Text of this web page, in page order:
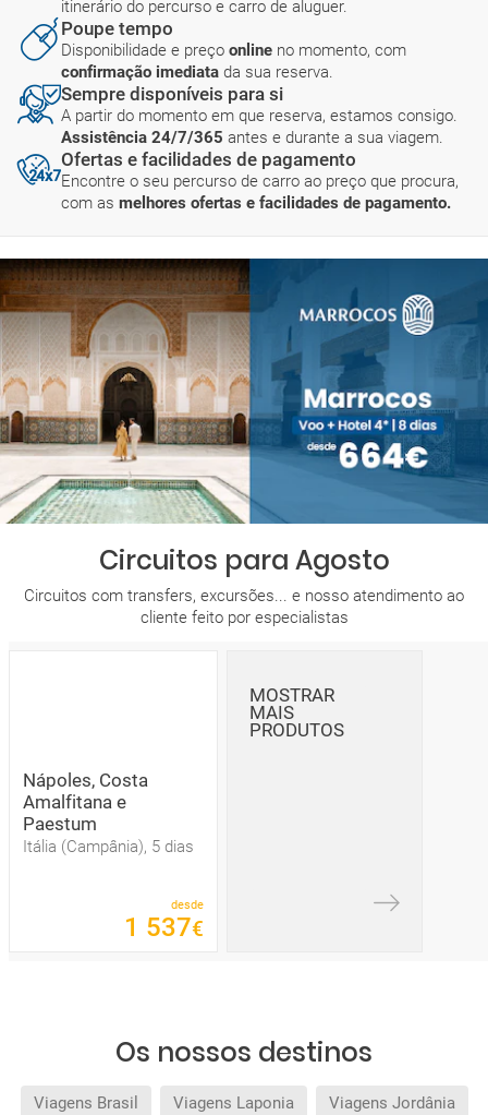
itinerário do percurso e carro de aluguer.
Poupe tempo
Disponibilidade e preço online no momento, com
confirmação imediata da sua reserva.
Sempre disponíveis para si
A partir do momento em que reserva, estamos consigo.
Assistência 24/7/365 antes e durante a sua viagem.
Ofertas e facilidades de pagamento
Encontre o seu percurso de carro ao preço que procura,
com as melhores ofertas e facilidades de pagamento.
Circuitos para Agosto
Circuitos com transfers, excursões... e nosso atendimento ao
cliente feito por especialistas
Nápoles, Costa
Amalfitana e
Paestum
Itália (Campânia), 5 dias
desde
1 537€
MOSTRAR
MAIS
PRODUTOS
Os nossos destinos
Viagens Brasil Viagens Laponia Viagens Jordânia